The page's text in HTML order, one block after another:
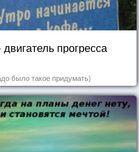
прогресса
было такое придумать)